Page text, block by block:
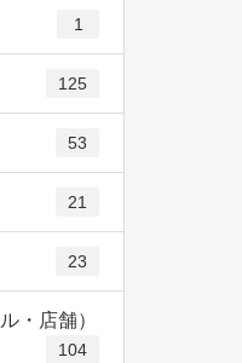
1
125
53
21
23
・店舗）
104